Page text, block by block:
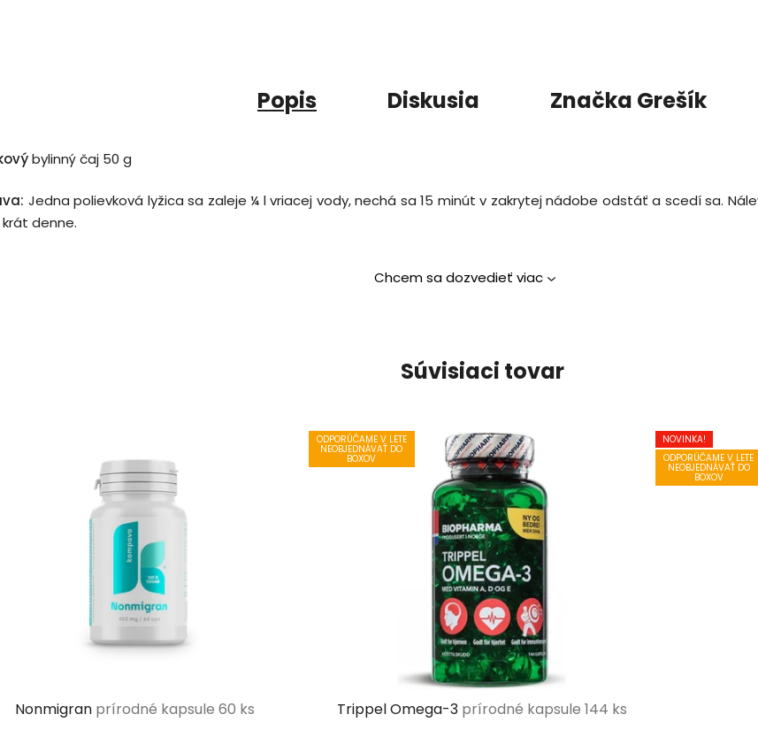
Popis Diskusia Značka Grešík
bylinný čaj 50 g
Jedna polievková lyžica sa zaleje ¼ l vriacej vody, nechá sa 15 minút v zakrytej nádobe odstáť a scedí sa.
krát denne.
Chcem sa dozvedieť viac
Súvisiaci tovar
Nonmigran prírodné kapsule 60 ks
ODPORÚČAME V LETE
NEOBJEDNÁVAŤ DO
BOXOV
Trippel Omega-3 prírodné kapsule 144 ks
NOVINKA!
ODPORÚČAME V LETE
NEOBJEDNÁVAŤ DO
BOXOV